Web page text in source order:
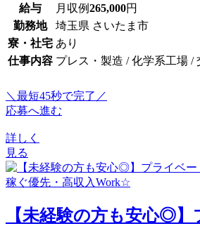
給与 月収例265,000円
勤務地
埼玉県 さいたま市
寮・社宅 あり
仕事内容 プレス・製造 / 化学系工場 /
＼最短45秒で完了／
応募へ進む
詳しく
見る
【未経験の方も安心◎】